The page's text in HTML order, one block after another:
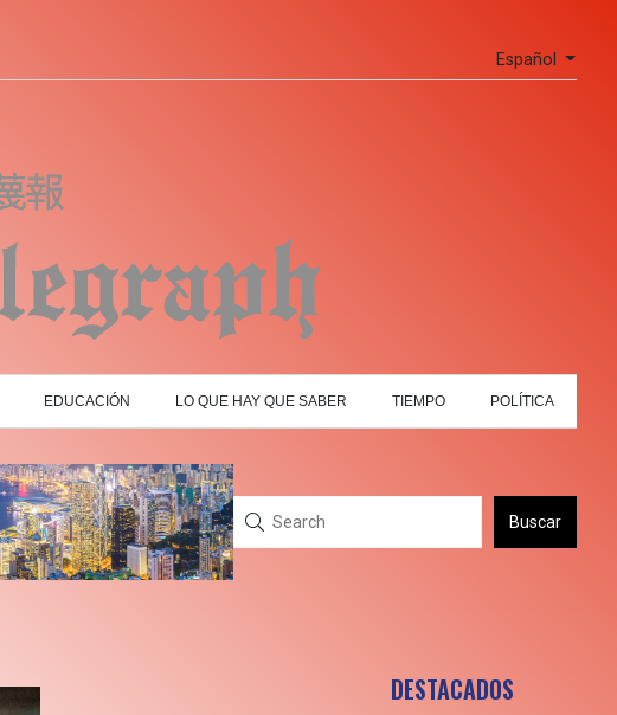
Español
EDUCACIÓN LO QUE HAY QUE SABER TIEMPO POLÍTICA
Buscar
DESTACADOS